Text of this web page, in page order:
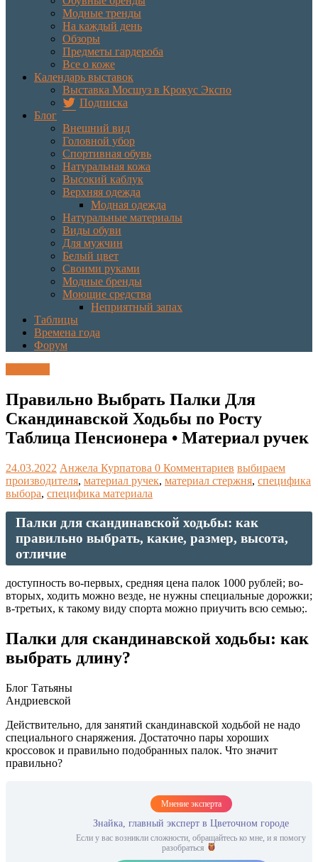
Модные тренды
На каждый день
Обзоры
Предметы гардероба
Все о коже
Календарь выставок
Выставка Мосшуз в Крокус Экспо
Подписка
Блог
Внешний вид
Головной убор
Спортивная обувь
Натуральная кожа
Высокий каблук
Верхняя одежда
Модная одежда
Натуральные материалы
Виды обуви
Для мужчин
Белый цвет
Своими руками
Модные бренды
Моющие средства
Неприятный запах
Таблицы
Времена года
Форум
Правильно Выбрать Палки Для
Скандинавской Ходьбы по Росту
Таблица Пенсионера • Материал ручек
24.03.2022 Анжела Курпатова 0 Комментариев выбираем
производителя, материал ручек, материал стержня, специфика
выбора, специфика материала
Палки для скандинавской ходьбы: как
правильно выбрать, какие, размер, высота,
отличие
доступность во-первых, средняя цена палок 1000 рублей; во-
вторых, ходить можно везде, не нужны специальные дорожки;
в-третьих, к такому виду спорта можно приучить всю семью;.
Палки для скандинавской ходьбы: как
выбрать длину?
Блог Татьяны
Андриевской
Действительно, для занятий скандинавской ходьбой не надо
специального снаряжения. Достаточно пары хороших
кроссовок и правильно подобранных палок. Что значит
правильно?
Мнение эксперта
Знайка, главный эксперт в Цветочном городе
Если у вас возникли сложности, обращайтесь ко мне, и я помогу
разобраться